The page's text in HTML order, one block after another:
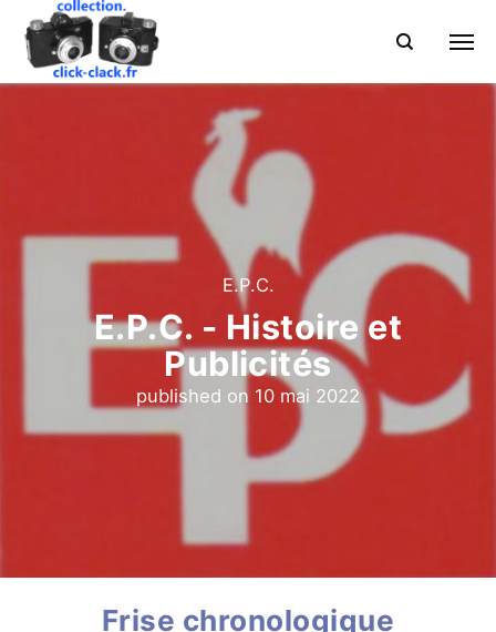
E.P.C.
E.P.C. - Histoire et
Publicités
published on 10 mai 2022
Frise chronologique